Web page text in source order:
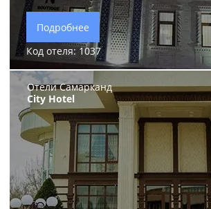
Подробнее
Код отеля: 1037
Отели Самарканд
City Hotel